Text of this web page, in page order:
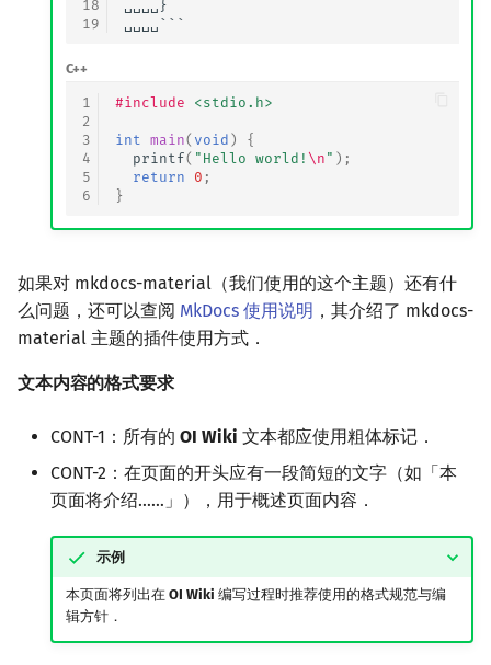
18
19
␣␣␣␣}
C++
1
2
3
4
5
6
#include <stdio.h>
int main( void )
{
printf( "Hello world!\n " );
return
0 ;
}
如果对 mkdocs-material（我们使用的这个主题）还有什
么问题，还可以查阅 MkDocs 使用说明 ，其介绍了 mkdocs-
material 主题的插件使用方式．
文本内容的格式要求
CONT-1：所有的 OI Wiki 文本都应使用粗体标记．
CONT-2：在页面的开头应有一段简短的文字（如「本
页面将介绍……」），用于概述页面内容．
示例
本页面将列出在 OI Wiki 编写过程时推荐使用的格式规范与编
辑方针．